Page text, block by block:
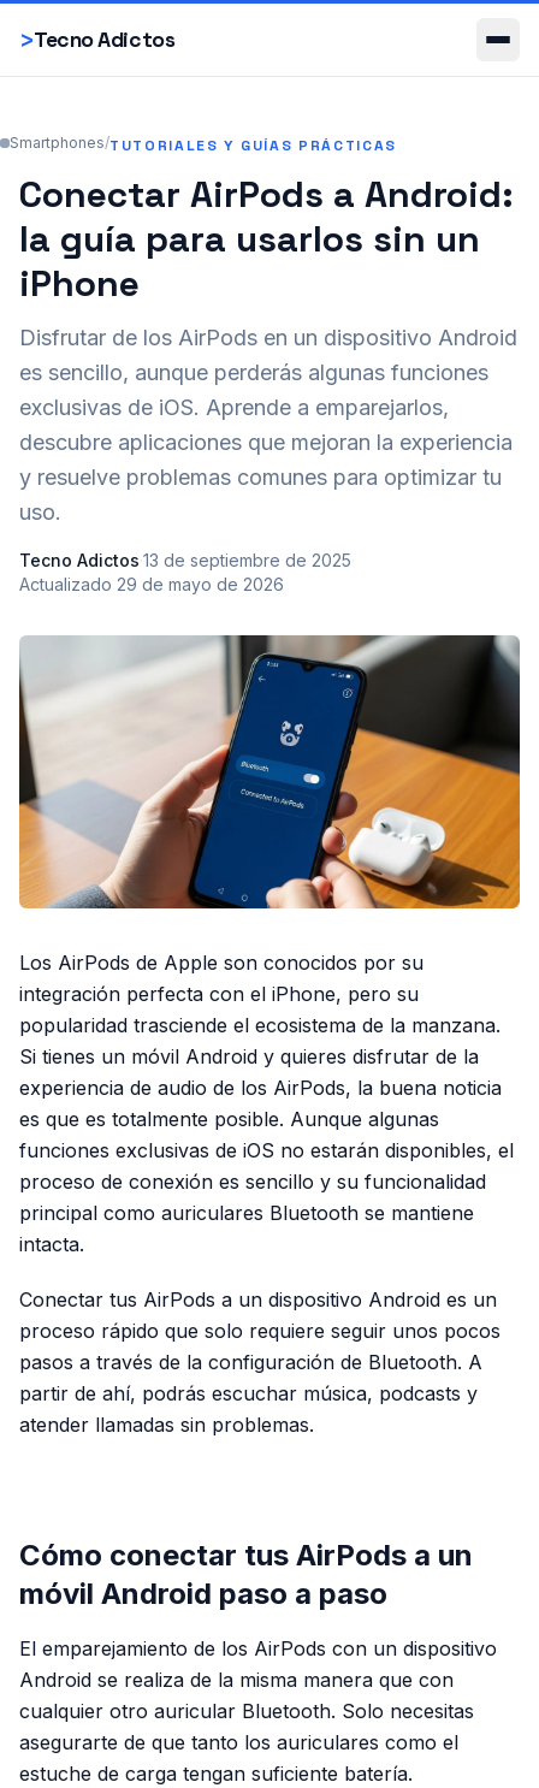
>Tecno Adictos
Smartphones
Smartphones/TUTORIALES Y GUÍAS PRÁCTICAS
Conectar AirPods a Android:
la guía para usarlos sin un
iPhone
Disfrutar de los AirPods en un dispositivo Android
es sencillo, aunque perderás algunas funciones
exclusivas de iOS. Aprende a emparejarlos,
descubre aplicaciones que mejoran la experiencia
y resuelve problemas comunes para optimizar tu
uso.
Tecno Adictos·13 de septiembre de 2025·
Actualizado 29 de mayo de 2026
Los AirPods de Apple son conocidos por su
integración perfecta con el iPhone, pero su
popularidad trasciende el ecosistema de la manzana.
Si tienes un móvil Android y quieres disfrutar de la
experiencia de audio de los AirPods, la buena noticia
es que es totalmente posible. Aunque algunas
funciones exclusivas de iOS no estarán disponibles, el
proceso de conexión es sencillo y su funcionalidad
principal como auriculares Bluetooth se mantiene
intacta.
Conectar tus AirPods a un dispositivo Android es un
proceso rápido que solo requiere seguir unos pocos
pasos a través de la configuración de Bluetooth. A
partir de ahí, podrás escuchar música, podcasts y
atender llamadas sin problemas.
Cómo conectar tus AirPods a un
móvil Android paso a paso
El emparejamiento de los AirPods con un dispositivo
Android se realiza de la misma manera que con
cualquier otro auricular Bluetooth. Solo necesitas
asegurarte de que tanto los auriculares como el
estuche de carga tengan suficiente batería.